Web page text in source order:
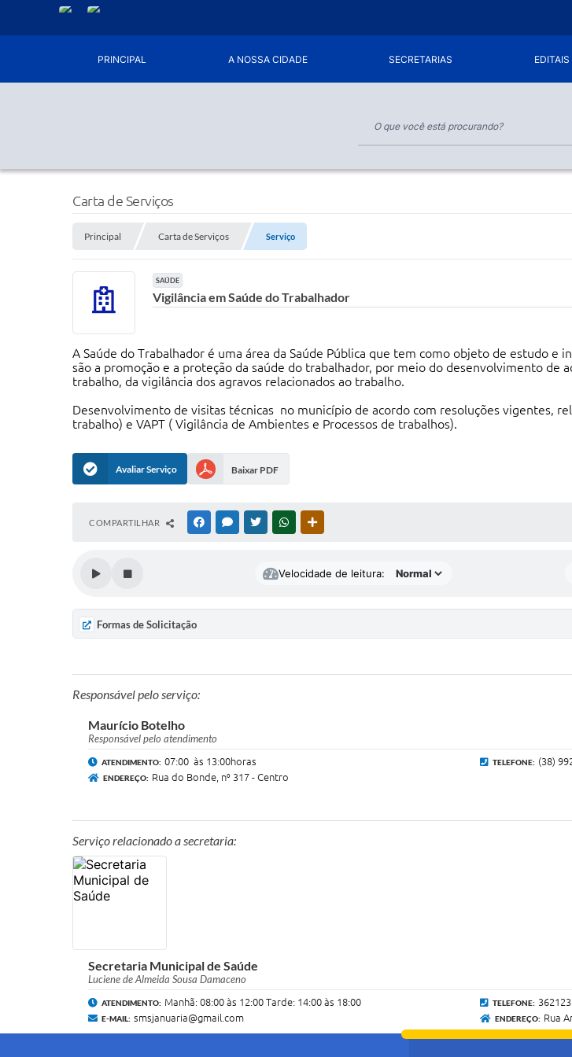
PRINCIPAL A NOSSA CIDADE SECRETARIAS EDITAIS
Carta de Serviços
Principal Carta de Serviços Serviço
SAÚDE
Vigilância em Saúde do Trabalhador
A Saúde do Trabalhador é uma área da Saúde Pública que tem como objeto de estudo
são a promoção e a proteção da saúde do trabalhador, por meio do desenvolvimento de
trabalho, da vigilância dos agravos relacionados ao trabalho.
Desenvolvimento de visitas técnicas no município de acordo com resoluções vigentes,
trabalho) e VAPT ( Vigilância de Ambientes e Processos de trabalhos).
Avaliar Serviço Baixar PDF
COMPARTILHAR FACEBOOKMESSENGER
TWITTERWHATSAPP
Velocidade de leitura:
Formas de Solicitação
Responsável pelo serviço:
Maurício Botelho
Responsável pelo atendimento
ATENDIMENTO: 07:00 às 13:00horas TELEFONE: (38)
ENDEREÇO: Rua do Bonde, n⁰ 317 - Centro
Serviço relacionado a secretaria:
Secretaria Municipal de Saúde
Luciene de Almeida Sousa Damaceno
ATENDIMENTO: Manhã: 08:00 às 12:00 Tarde: 14:00 às 18:00 TELEFONE:
E-MAIL: smsjanuaria@gmail.com ENDEREÇO: Rua